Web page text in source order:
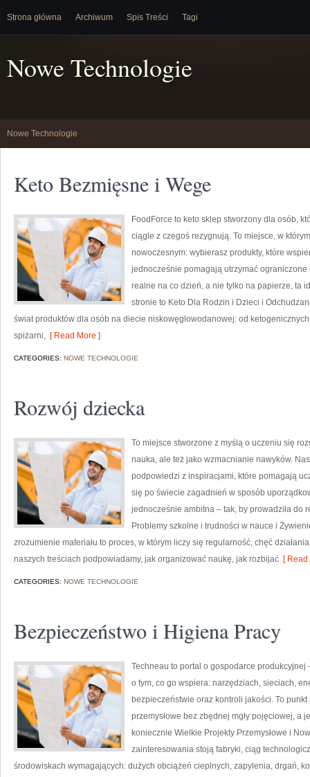
Strona główna Archiwum Spis Treści Tagi
Nowe Technologie
Nowe Technologie
Keto Bezmięsne i Wege
FoodForce to keto sklep stworzony dla osób,
ciągle z czegoś rezygnują. To miejsce, w
nowoczesnym: wybierasz produkty, które
jednocześnie pomagają utrzymać
realne na co dzień, a nie tylko na papierze, ta
stronie to Keto Dla Rodzin i Dzieci i
świat produktów dla osób na diecie niskowęglowodanowej: od
spiżarni, [ Read More ]
CATEGORIES: NOWE TECHNOLOGIE
Rozwój dziecka
To miejsce stworzone z myślą o uczeniu się
nauka, ale też jako wzmacnianie nawyków.
podpowiedzi z inspiracjami, które pomagają
się po świecie zagadnień w sposób
jednocześnie ambitna – tak, by prowadziła do
Problemy szkolne i trudności w nauce i
zrozumienie materiału to proces, w którym liczy się regularność, chęć
naszych treściach podpowiadamy, jak organizować naukę, jak rozbijać [ Read
CATEGORIES: NOWE TECHNOLOGIE
Bezpieczeństwo i Higiena Pracy
Techneau to portal o gospodarce
o tym, co go wspiera: narzędziach, sieciach,
bezpieczeństwie oraz kontroli jakości. To
przemysłowe bez zbędnej mgły pojęciowej, a
koniecznie Wielkie Projekty Przemysłowe i
zainteresowania stoją fabryki, ciąg
środowiskach wymagających: dużych obciążeń cieplnych, zapylenia, drgań,